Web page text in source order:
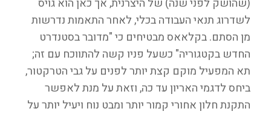
(שהושק לפני שנה) של היצרנית, אך כאן הוא גויס
לשדרוג תנאי העבודה בכלי, לאחר התאמות נדרשות
מן הסתם. בקלאאס מבטיחים כי "מדובר בסטנדרט
החדש בקטגוריה" כשעל פניו קשה להתווכח עם זה;
תא המפעיל מוקם קצת יותר לפנים על גבי הטרקטור,
ביחס לדגמי האריון עד כה, וזאת על מנת לאפשר
התקנת חלון אחורי קמור יותר ומבט נוח ויעיל יותר על